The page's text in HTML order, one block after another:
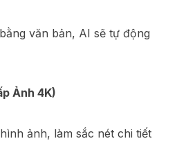
văn bản, AI sẽ tự động
Ảnh 4K)
ảnh, làm sắc nét chi tiết